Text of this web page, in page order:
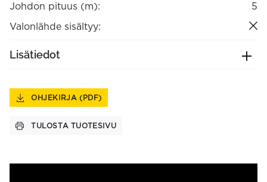
Johdon pituus (m):
5
Valonlähde sisältyy:
Lisätiedot
OHJEKIRJA (PDF)
TULOSTA TUOTESIVU